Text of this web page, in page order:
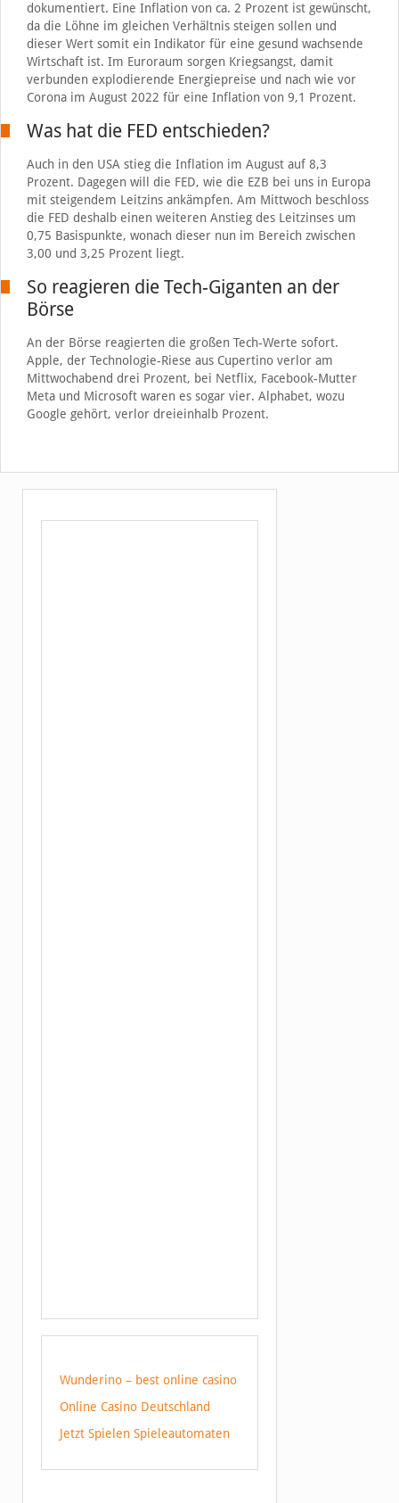
dokumentiert. Eine Inflation von ca. 2 Prozent ist gewünscht,
da die Löhne im gleichen Verhältnis steigen sollen und
dieser Wert somit ein Indikator für eine gesund wachsende
Wirtschaft ist. Im Euroraum sorgen Kriegsangst, damit
verbunden explodierende Energiepreise und nach wie vor
Corona im August 2022 für eine Inflation von 9,1 Prozent.
Was hat die FED entschieden?
Auch in den USA stieg die Inflation im August auf 8,3
Prozent. Dagegen will die FED, wie die EZB bei uns in Europa
mit steigendem Leitzins ankämpfen. Am Mittwoch beschloss
die FED deshalb einen weiteren Anstieg des Leitzinses um
0,75 Basispunkte, wonach dieser nun im Bereich zwischen
3,00 und 3,25 Prozent liegt.
So reagieren die Tech-Giganten an der
Börse
An der Börse reagierten die großen Tech-Werte sofort.
Apple, der Technologie-Riese aus Cupertino verlor am
Mittwochabend drei Prozent, bei Netflix, Facebook-Mutter
Meta und Microsoft waren es sogar vier. Alphabet, wozu
Google gehört, verlor dreieinhalb Prozent.
Wunderino – best online casino
Online Casino Deutschland
Jetzt Spielen Spieleautomaten